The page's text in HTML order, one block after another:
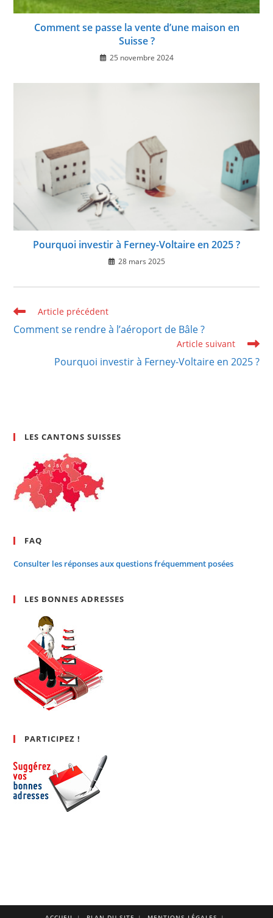
Comment se passe la vente d’une maison en
Suisse ?
25 novembre 2024
Pourquoi investir à Ferney-Voltaire en 2025 ?
28 mars 2025
Read
articles
Article précédent
Comment se rendre à l’aéroport de Bâle ?
Article suivant
Pourquoi investir à Ferney-Voltaire en 2025 ?
LES CANTONS SUISSES
FAQ
Consulter les réponses aux questions fréquemment posées
LES BONNES ADRESSES
PARTICIPEZ !